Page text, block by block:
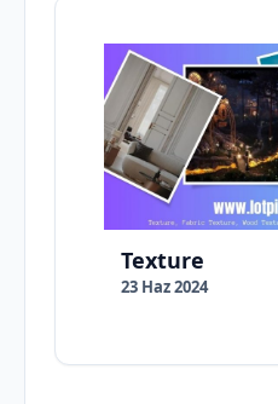
Texture
23 Haz 2024